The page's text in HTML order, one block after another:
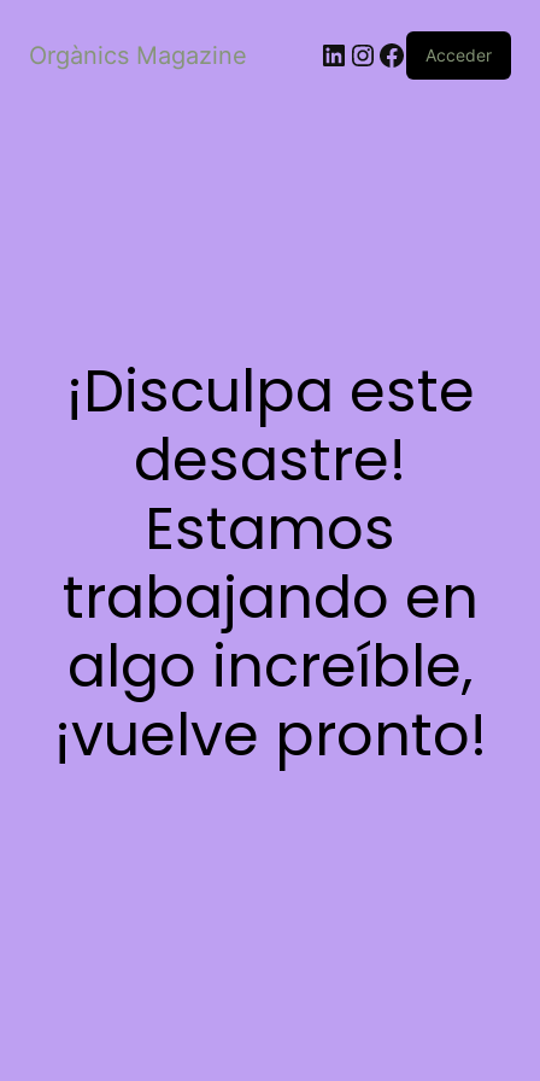
Orgànics Magazine LinkedIn
Instagram
Facebook
Acceder
¡Disculpa este
desastre!
Estamos
trabajando en
algo increíble,
¡vuelve pronto!